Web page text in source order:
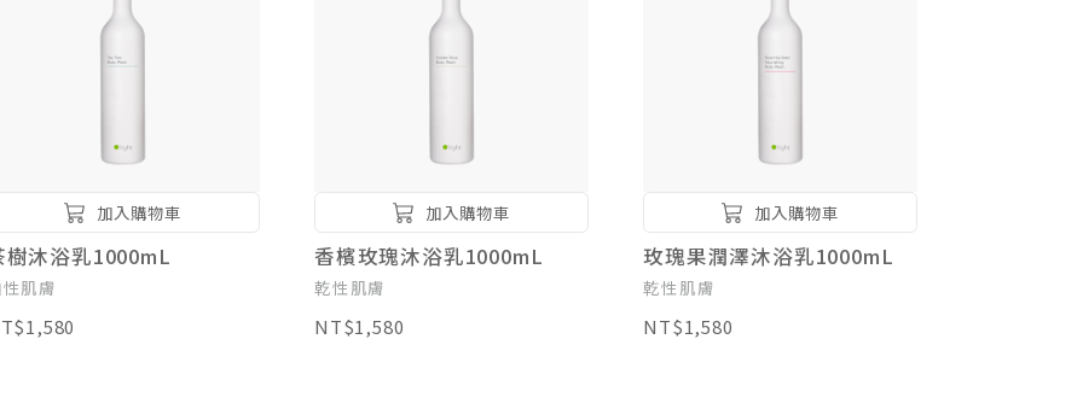
加入購物車
樹沐浴乳1000mL
肌膚
加入購物車
香檳玫瑰沐浴乳1000mL
乾性肌膚
NT$1,580
加入購物車
玫瑰果潤澤沐浴乳1000mL
乾性肌膚
NT$1,580